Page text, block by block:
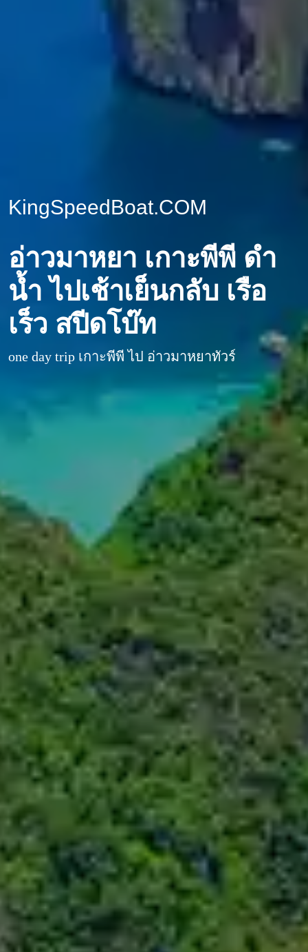
KingSpeedBoat.COM
อ่าวมาหยา เกาะพีพี ดำ
น้ำ ไปเช้าเย็นกลับ เรือ
เร็ว สปีดโบ๊ท
one day trip เกาะพีพี ไป อ่าวมาหยาทัวร์